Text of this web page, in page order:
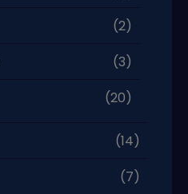
(2)
(3)
(20)
(14)
(7)